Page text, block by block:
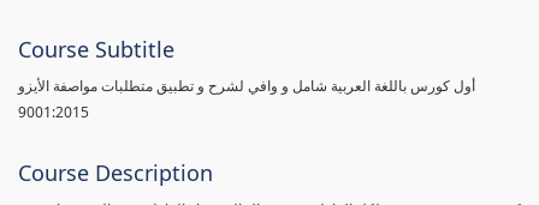
Course Subtitle
أول كورس باللغة العربية شامل و وافي لشرح و تطبيق متطلبات مواصفة الأيزو
9001:2015
Course Description